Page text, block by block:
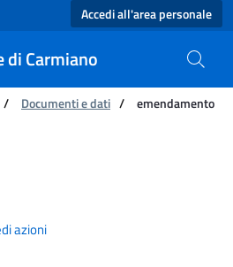
Accedi all'area personale
di Carmiano
/ Documenti e dati / emendamento
di Carmiano
azioni